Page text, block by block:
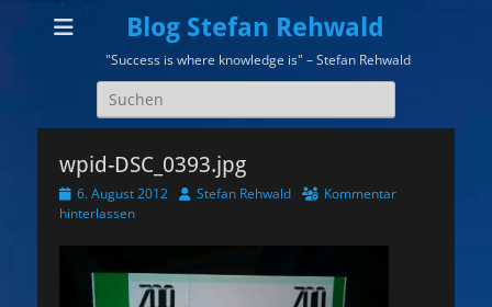
Blog Stefan Rehwald
"Success is where knowledge is" – Stefan Rehwald
Suchen
nach:
wpid-DSC_0393.jpg
Veröffentlicht
am
6. August 2012 AutorStefan Rehwald
Kommentar
hinterlassen